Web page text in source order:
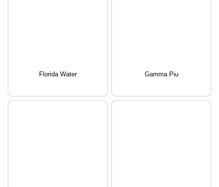
Florida Water Gamma Piu